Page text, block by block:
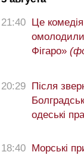
21:40 Це
Фігаро»
20:29 Після
одеські
18:40 Морські